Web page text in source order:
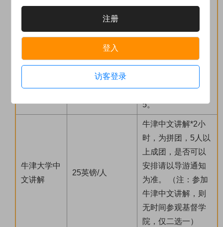
院门票
18岁+ ：£22.5-2
日，6月28-10月3
5，儿童：£19.5；
日-6月27日）：成
（5-17岁）：£17.
5。
牛津大学中
文讲解
25英镑/人
牛津中文讲解*2小
时，为拼团，5人以
上成团，是否可以
安排请以导游通知
为准。 （注：参加
牛津中文讲解，则
无时间参观基督学
院，仅二选一）
注册
登入
访客登录